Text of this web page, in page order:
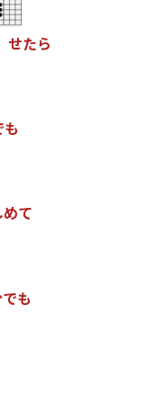
せたら
も
めて
でも